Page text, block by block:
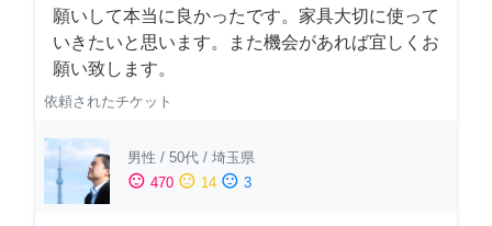
願いして本当に良かったです。家具大切に使って
いきたいと思います。また機会があれば宜しくお
願い致します。
依頼されたチケット
男性 / 50代 / 埼玉県
sentiment_satisfied 470 sentiment_neutral 14 sentiment_dissatisfied 3